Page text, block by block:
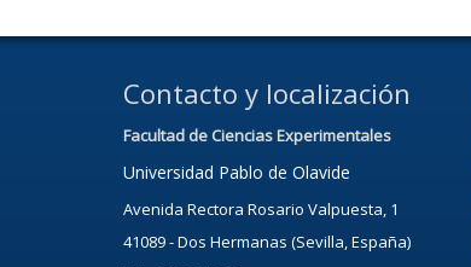
Contacto y localización
Facultad de Ciencias Experimentales
Universidad Pablo de Olavide
Avenida Rectora Rosario Valpuesta, 1
41089 - Dos Hermanas (Sevilla, España)